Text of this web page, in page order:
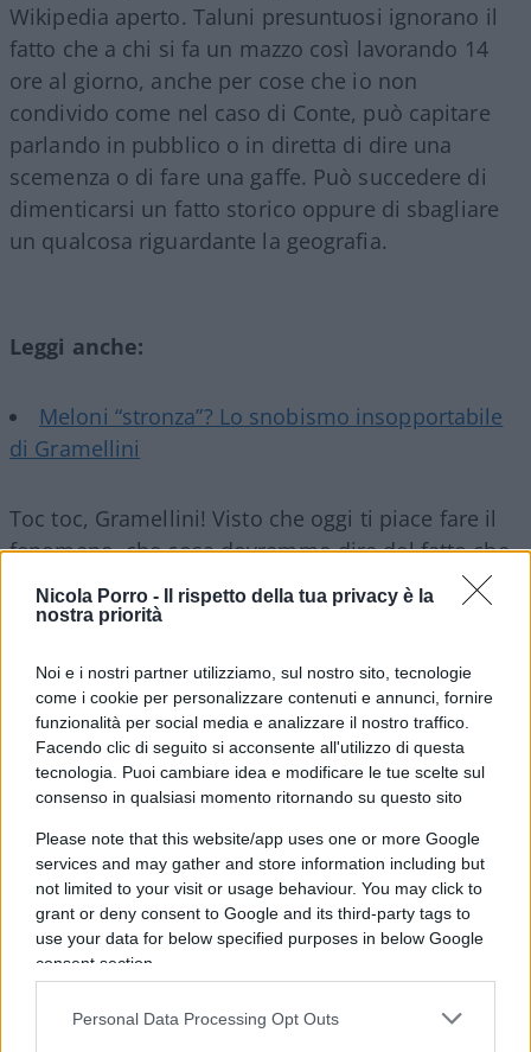
Nicola Porro -
Il rispetto della tua privacy è la
nostra priorità
Noi e i nostri partner utilizziamo, sul nostro sito, tecnologie
come i cookie per personalizzare contenuti e annunci, fornire
funzionalità per social media e analizzare il nostro traffico.
Facendo clic di seguito si acconsente all'utilizzo di questa
tecnologia. Puoi cambiare idea e modificare le tue scelte sul
consenso in qualsiasi momento ritornando su questo sito
Please note that this website/app uses one or more Google
services and may gather and store information including but
not limited to your visit or usage behaviour. You may click to
grant or deny consent to Google and its third-party tags to
use your data for below specified purposes in below Google
consent section.
Personal Data Processing Opt Outs
Wikipedia aperto. Taluni presuntuosi ignorano il
fatto che a chi si fa un mazzo così lavorando 14
ore al giorno, anche per cose che io non
condivido come nel caso di Conte, può capitare
parlando in pubblico o in diretta di dire una
scemenza o di fare una gaffe. Può succedere di
dimenticarsi un fatto storico oppure di sbagliare
un qualcosa riguardante la geografia.
Leggi anche:
Meloni “stronza”? Lo snobismo insopportabile
di Gramellini
Toc toc, Gramellini! Visto che oggi ti piace fare il
fenomeno, che cosa dovremmo dire del fatto che
in un pezzo delCorriere della Sera
di qualche
giorno fa c’era scritto “anno” senza “h”? Pensi che
o vicedirettori? Insomma, quando manca una “h”
in “hanno” sulCorsera,tutti zitti e muti, mentre
invece se Conte dice una scemenza su Matteotti
tutti a fargli un c** così.
Quest’idea dei giornalisti è insopportabile: dei
fenomeni che ci spiegano dove va a finire il
mondo, come stiamo morendo e quanto i nostri
politici siano dei cialtroni che guadagnano tanto,
ma lavorano poco. Come se non bastasse, tutto